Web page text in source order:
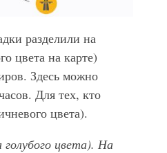
разделили на
цвета на карте)
Здесь можно
Для тех, кто
цвета).
голубого цвета). На